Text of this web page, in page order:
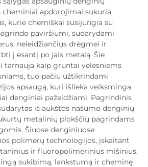
cheminiai apdorojimai sukuria
kurie chemiškai susijungia su
paviršiumi, sudarydami
neleidžiančius drėgmei ir
į esantį po jais metalą. Šie
tarnauja kaip gruntai vėlesniems
tuo pačiu užtikrindami
apsaugą, kuri išlieka veiksminga
denginiai pažeidžiami. Pagrindinis
iš aukštos našumo denginių
metalinių plokščių pagrindams
Šiuose denginiuose
polimerų technologijos, įskaitant
ir fluoropolimerinius mišinius,
sukibimą, lankstumą ir cheminę